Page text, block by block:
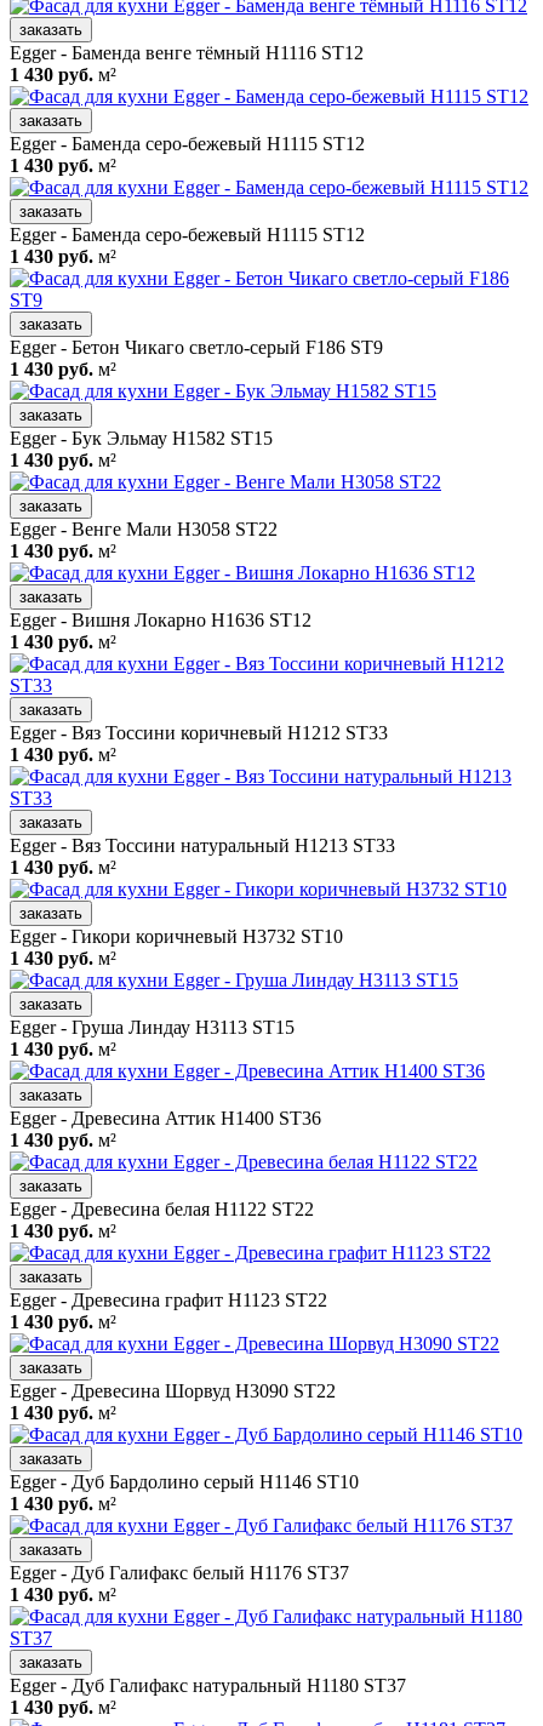
заказать
Egger - Баменда венге тёмный H1116 ST12
1 430 руб. м²
заказать
Egger - Баменда серо-бежевый H1115 ST12
1 430 руб. м²
заказать
Egger - Баменда серо-бежевый H1115 ST12
1 430 руб. м²
заказать
Egger - Бетон Чикаго светло-серый F186 ST9
1 430 руб. м²
заказать
Egger - Бук Эльмау H1582 ST15
1 430 руб. м²
заказать
Egger - Венге Мали H3058 ST22
1 430 руб. м²
заказать
Egger - Вишня Локарно H1636 ST12
1 430 руб. м²
заказать
Egger - Вяз Тоссини коричневый H1212 ST33
1 430 руб. м²
заказать
Egger - Вяз Тоссини натуральный H1213 ST33
1 430 руб. м²
заказать
Egger - Гикори коричневый H3732 ST10
1 430 руб. м²
заказать
Egger - Груша Линдау H3113 ST15
1 430 руб. м²
заказать
Egger - Древесина Аттик H1400 ST36
1 430 руб. м²
заказать
Egger - Древесина белая H1122 ST22
1 430 руб. м²
заказать
Egger - Древесина графит H1123 ST22
1 430 руб. м²
заказать
Egger - Древесина Шорвуд H3090 ST22
1 430 руб. м²
заказать
Egger - Дуб Бардолино серый H1146 ST10
1 430 руб. м²
заказать
Egger - Дуб Галифакс белый H1176 ST37
1 430 руб. м²
заказать
Egger - Дуб Галифакс натуральный H1180 ST37
1 430 руб. м²